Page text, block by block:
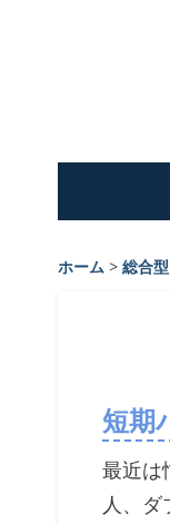
ホーム > 総合型
短期
最近は
人、ダ